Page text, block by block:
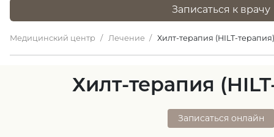
Записаться к врачу
Медицинский центр Лечение Хилт-терапия (HILT-
Хилт-терапия
Записаться онлайн